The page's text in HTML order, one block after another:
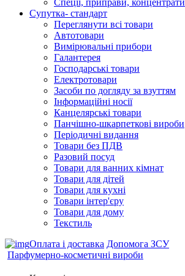
Спеції, приправи, концентрати
Супутка- стандарт
Переглянути всі товари
Автотовари
Вимірювальні прибори
Галантерея
Господарські товари
Електротовари
Засоби по догляду за взуттям
Інформаційні носії
Канцелярські товари
Панчішно-шкарпеткові вироби
Періодичні видання
Товари без ПДВ
Разовий посуд
Товари для ванних кімнат
Товари для дітей
Товари для кухні
Товари інтер'єру
Товари для дому
Текстиль
Оплата і доставка Допомога ЗСУ
Парфумерно-косметичні вироби